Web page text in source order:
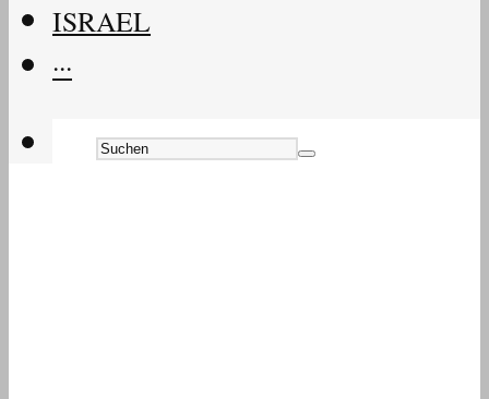
ISRAEL
···